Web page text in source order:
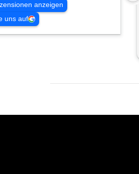
anzeigen
uns auf